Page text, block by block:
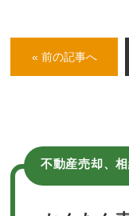
« 前の記事へ
不動産売却、